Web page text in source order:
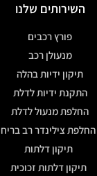
השירותים שלנו
פורץ רכבים
מנעולן רכב
תיקון ידיות בהלה
התקנת ידיות לדלת
החלפת מנעול לדלת
החלפת צילינדר רב בריח
תיקון דלתות
תיקון דלתות זכוכית